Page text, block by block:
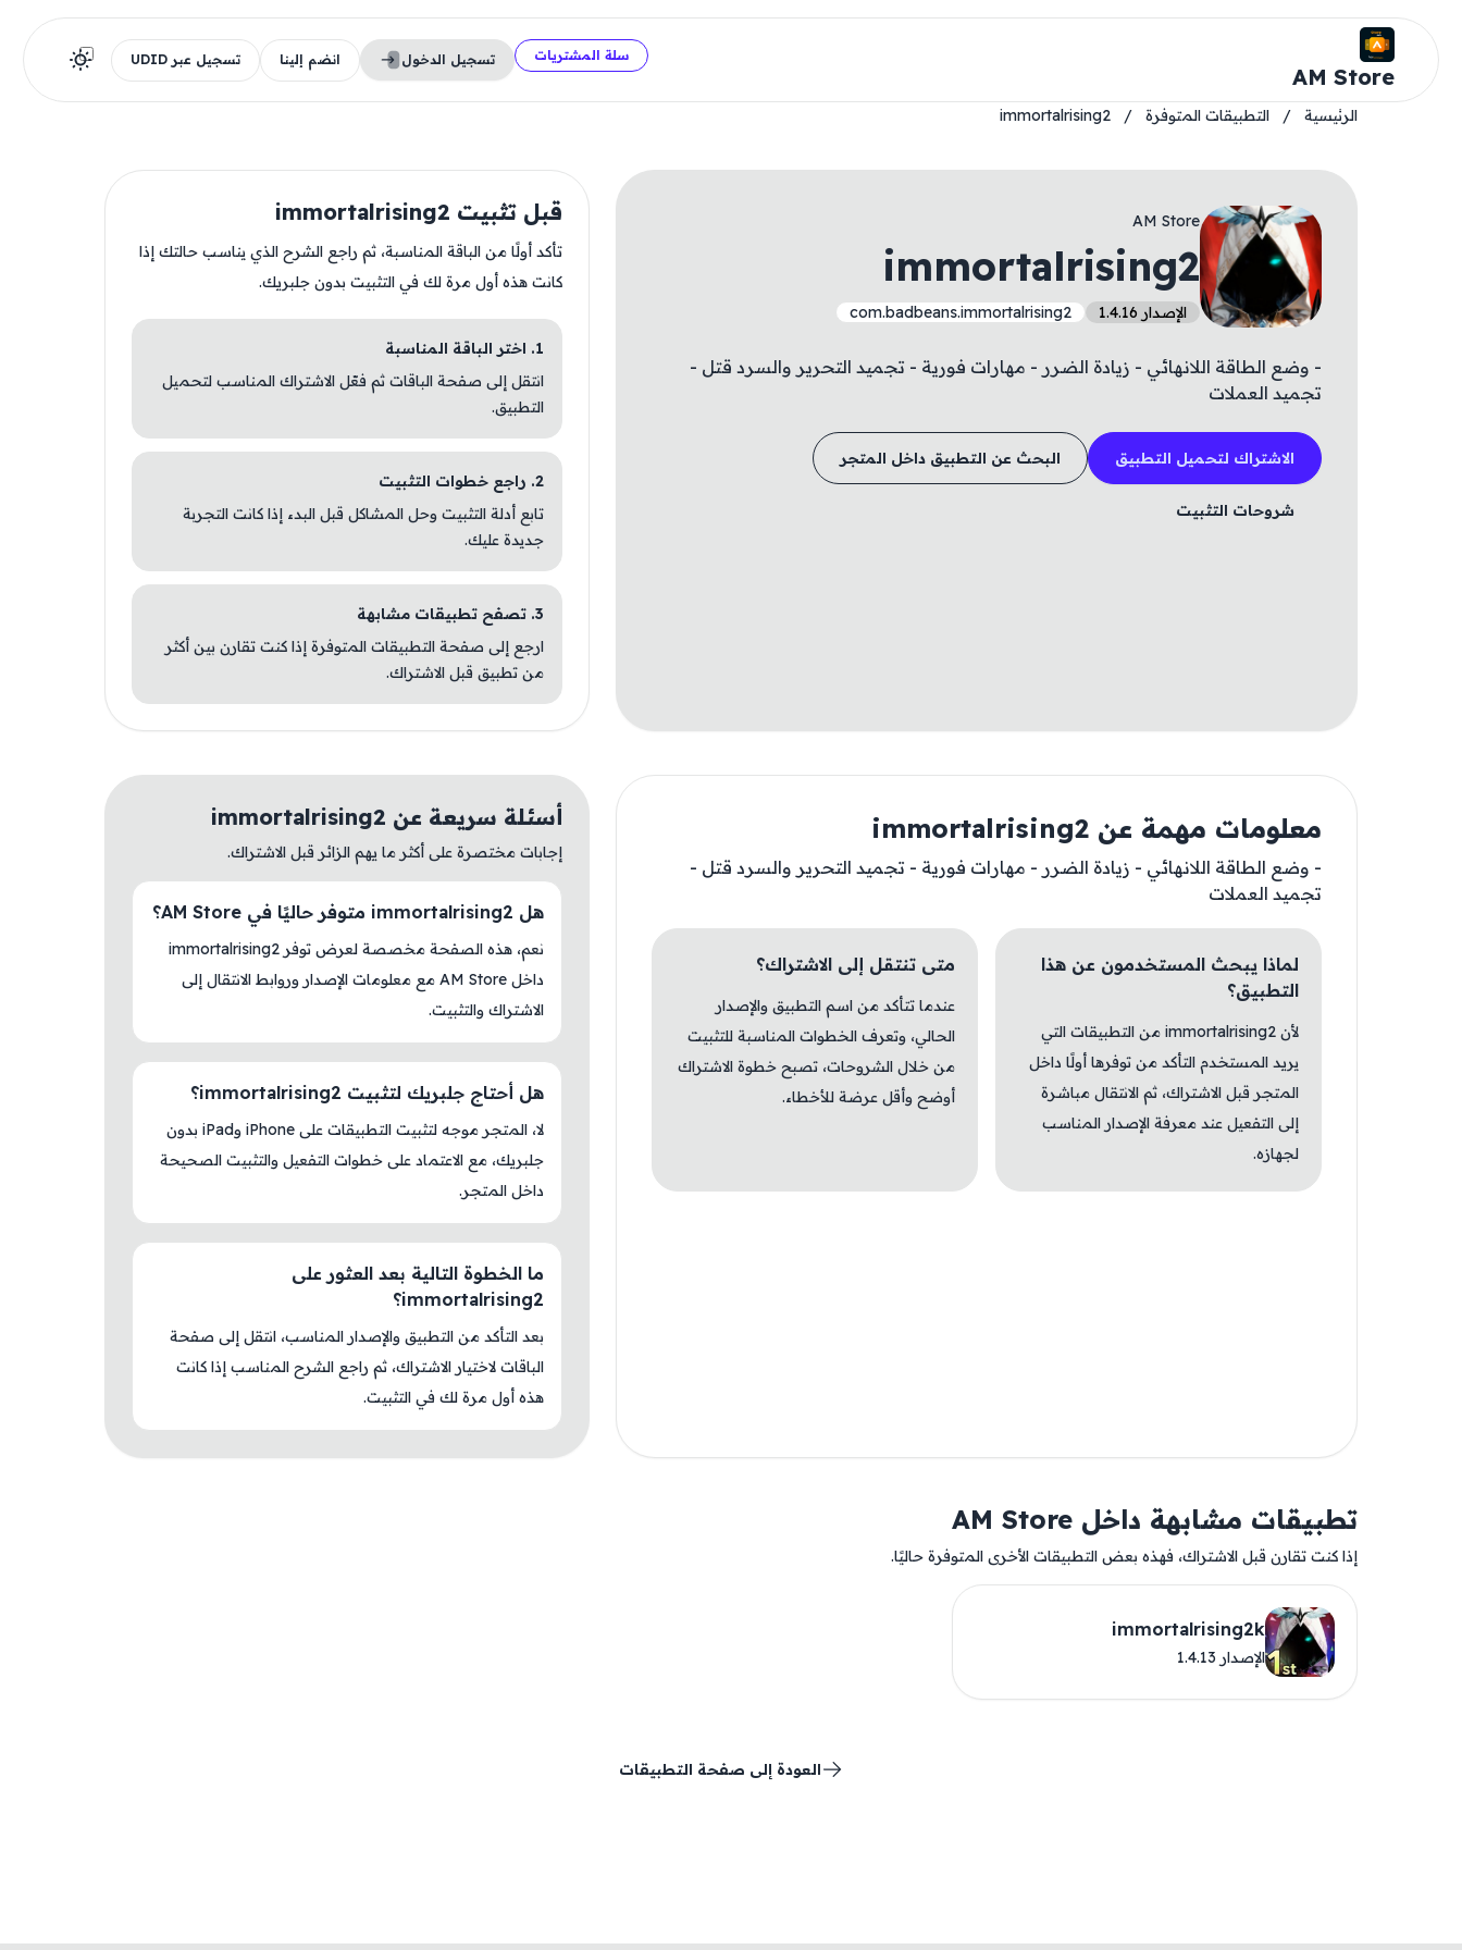
AM Store
سلة المشتريات تسجيل الدخول انضم إلينا تسجيل عبر UDID
الرئيسية / التطبيقات المتوفرة /
immortalrising2
AM Store
immortalrising2
الإصدار 1.4.16 com.badbeans.immortalrising2
- وضع الطاقة اللانهائي - زيادة الضرر - مهارات فورية - تجميد التحرير والسرد قتل -
تجميد العملات
الاشتراك لتحميل التطبيق البحث عن التطبيق داخل المتجر
شروحات التثبيت
قبل تثبيت immortalrising2
تأكد أولًا من الباقة المناسبة، ثم راجع الشرح الذي يناسب حالتك إذا
كانت هذه أول مرة لك في التثبيت بدون جلبريك.
1. اختر الباقة المناسبة
انتقل إلى صفحة الباقات ثم فعّل الاشتراك المناسب لتحميل
التطبيق.
2. راجع خطوات التثبيت
تابع أدلة التثبيت وحل المشاكل قبل البدء إذا كانت التجربة
جديدة عليك.
3. تصفح تطبيقات مشابهة
ارجع إلى صفحة التطبيقات المتوفرة إذا كنت تقارن بين أكثر
من تطبيق قبل الاشتراك.
معلومات مهمة عن immortalrising2
- وضع الطاقة اللانهائي - زيادة الضرر - مهارات فورية - تجميد التحرير والسرد قتل -
تجميد العملات
لماذا يبحث المستخدمون عن هذا
التطبيق؟
لأن immortalrising2 من التطبيقات التي
يريد المستخدم التأكد من توفرها أولًا داخل
المتجر قبل الاشتراك، ثم الانتقال مباشرة
إلى التفعيل عند معرفة الإصدار المناسب
لجهازه.
متى تنتقل إلى الاشتراك؟
عندما تتأكد من اسم التطبيق والإصدار
الحالي، وتعرف الخطوات المناسبة للتثبيت
من خلال الشروحات، تصبح خطوة الاشتراك
أوضح وأقل عرضة للأخطاء.
أسئلة سريعة عن immortalrising2
إجابات مختصرة على أكثر ما يهم الزائر قبل الاشتراك.
هل immortalrising2 متوفر حاليًا في AM Store؟
نعم، هذه الصفحة مخصصة لعرض توفر immortalrising2
داخل AM Store مع معلومات الإصدار وروابط الانتقال إلى
الاشتراك والتثبيت.
هل أحتاج جلبريك لتثبيت immortalrising2؟
لا، المتجر موجه لتثبيت التطبيقات على iPhone وiPad بدون
جلبريك، مع الاعتماد على خطوات التفعيل والتثبيت الصحيحة
داخل المتجر.
ما الخطوة التالية بعد العثور على
immortalrising2؟
بعد التأكد من التطبيق والإصدار المناسب، انتقل إلى صفحة
الباقات لاختيار الاشتراك، ثم راجع الشرح المناسب إذا كانت
هذه أول مرة لك في التثبيت.
تطبيقات مشابهة داخل AM Store
إذا كنت تقارن قبل الاشتراك، فهذه بعض التطبيقات الأخرى المتوفرة حاليًا.
immortalrising2k
الإصدار 1.4.13
العودة إلى صفحة التطبيقات